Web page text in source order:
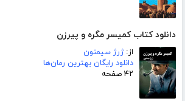
دانلود کتاب کمیسر مگره و پیرزن
از:ژرژ سیمنون
دانلود رایگان بهترین رمان‌ها
۴۲ صفحه